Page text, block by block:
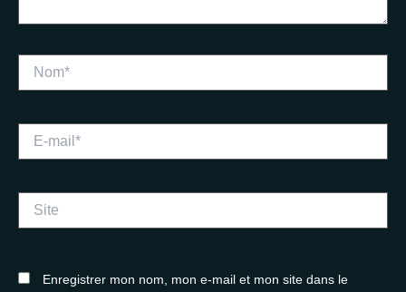
mail*
Enregistrer mon nom, mon e-mail et mon site dans le